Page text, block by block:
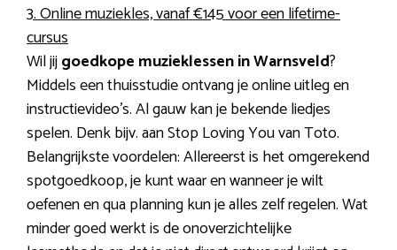
3. Online muziekles, vanaf €145 voor een lifetime-
cursus
Wil jijgoedkope muzieklessen in Warnsveld?
Middels een thuisstudie ontvang je online uitleg en
instructievideo’s. Al gauw kan je bekende liedjes
spelen. Denk bijv. aan Stop Loving You van Toto.
Belangrijkste voordelen: Allereerst is het omgerekend
spotgoedkoop, je kunt waar en wanneer je wilt
oefenen en qua planning kun je alles zelf regelen. Wat
minder goed werkt is de onoverzichtelijke